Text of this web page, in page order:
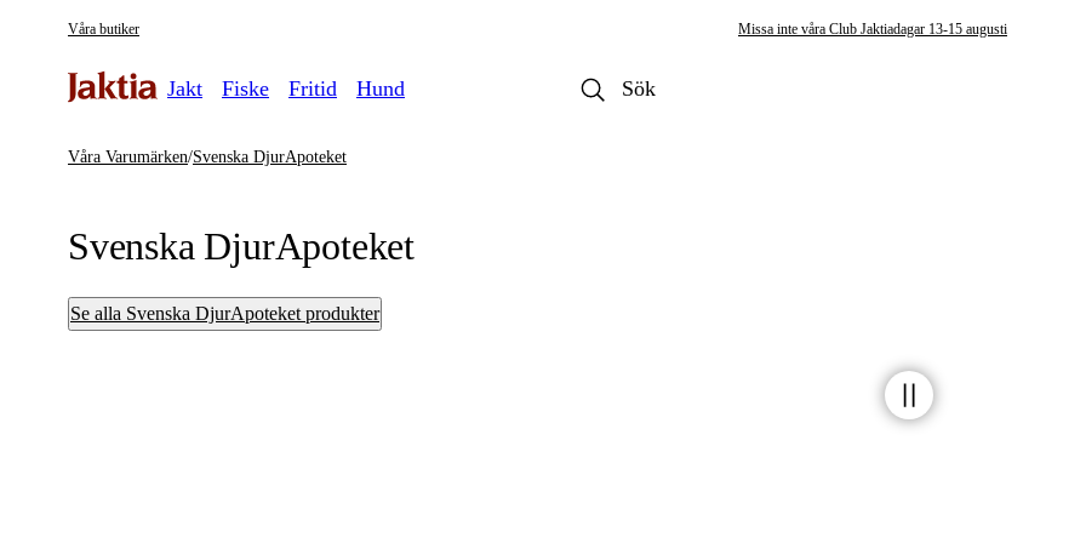
Våra butiker Missa inte våra Club Jaktiadagar 13-15 augusti
Jakt Fiske Fritid Hund
Våra Varumärken/Svenska DjurApoteket
Svenska DjurApoteket
Se alla Svenska DjurApoteket produkter